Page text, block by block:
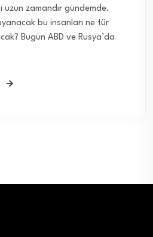
uzun zamandır gündemde.
bu insanları ne tür
Bugün ABD ve Rusya’da